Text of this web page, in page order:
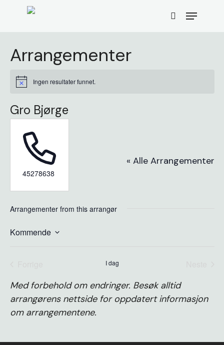
content
search
Menu
Arrangementer
MerknadIngen resultater funnet.
Gro Bjørge
« Alle Arrangementer
Phone
45278638
Arrangementer from this arrangør
Kommende
I dag
Med forbehold om endringer. Besøk alltid
arrangørens nettside for oppdatert informasjon
om arrangementene.